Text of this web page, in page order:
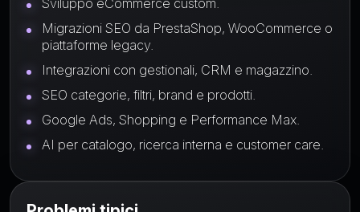
Sviluppo eCommerce custom.
Migrazioni SEO da PrestaShop, WooCommerce o
piattaforme legacy.
Integrazioni con gestionali, CRM e magazzino.
SEO categorie, filtri, brand e prodotti.
Google Ads, Shopping e Performance Max.
AI per catalogo, ricerca interna e customer care.